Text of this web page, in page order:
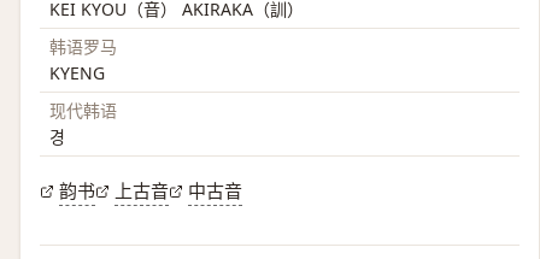
KEI KYOU（音） AKIRAKA（訓）
韩语罗马
KYENG
现代韩语
경
韵书 上古音 中古音